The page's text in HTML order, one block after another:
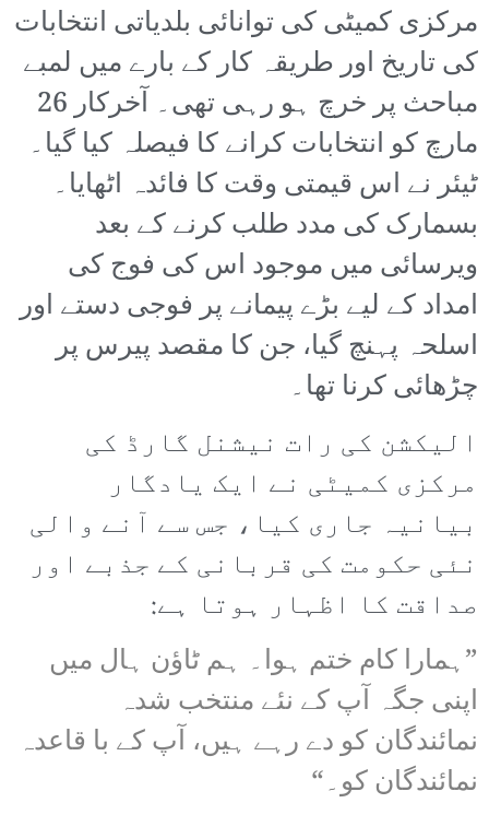
مرکزی کمیٹی کی توانائی بلدیاتی انتخابات
کی تاریخ اور طریقہ کار کے بارے میں لمبے
مباحث پر خرچ ہو رہی تھی۔ آخرکار 26
مارچ کو انتخابات کرانے کا فیصلہ کیا گیا۔
ٹیئر نے اس قیمتی وقت کا فائدہ اٹھایا۔
بسمارک کی مدد طلب کرنے کے بعد
ویرسائی میں موجود اس کی فوج کی
امداد کے لیے بڑے پیمانے پر فوجی دستے اور
اسلحہ پہنچ گیا، جن کا مقصد پیرس پر
چڑھائی کرنا تھا۔
الیکشن کی رات نیشنل گارڈ کی
مرکزی کمیٹی نے ایک یادگار
بیانیہ جاری کیا، جس سے آنے والی
نئی حکومت کی قربانی کے جذبے اور
صداقت کا اظہار ہوتا ہے:
”ہمارا کام ختم ہوا۔ ہم ٹاؤن ہال میں
اپنی جگہ آپ کے نئے منتخب شدہ
نمائندگان کو دے رہے ہیں، آپ کے با قاعدہ
نمائندگان کو۔“